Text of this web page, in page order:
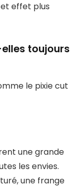
effet plus
toujours
le pixie cut
une grande
les envies.
une frange